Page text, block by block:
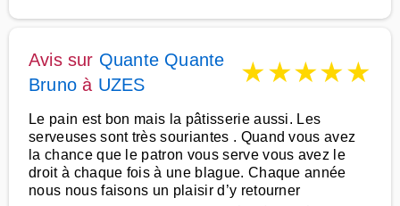
Avis sur Quante Quante
Bruno à UZES ★★★★★
Le pain est bon mais la pâtisserie aussi. Les
serveuses sont très souriantes . Quand vous avez
la chance que le patron vous serve vous avez le
droit à chaque fois à une blague. Chaque année
nous nous faisons un plaisir d’y retourner